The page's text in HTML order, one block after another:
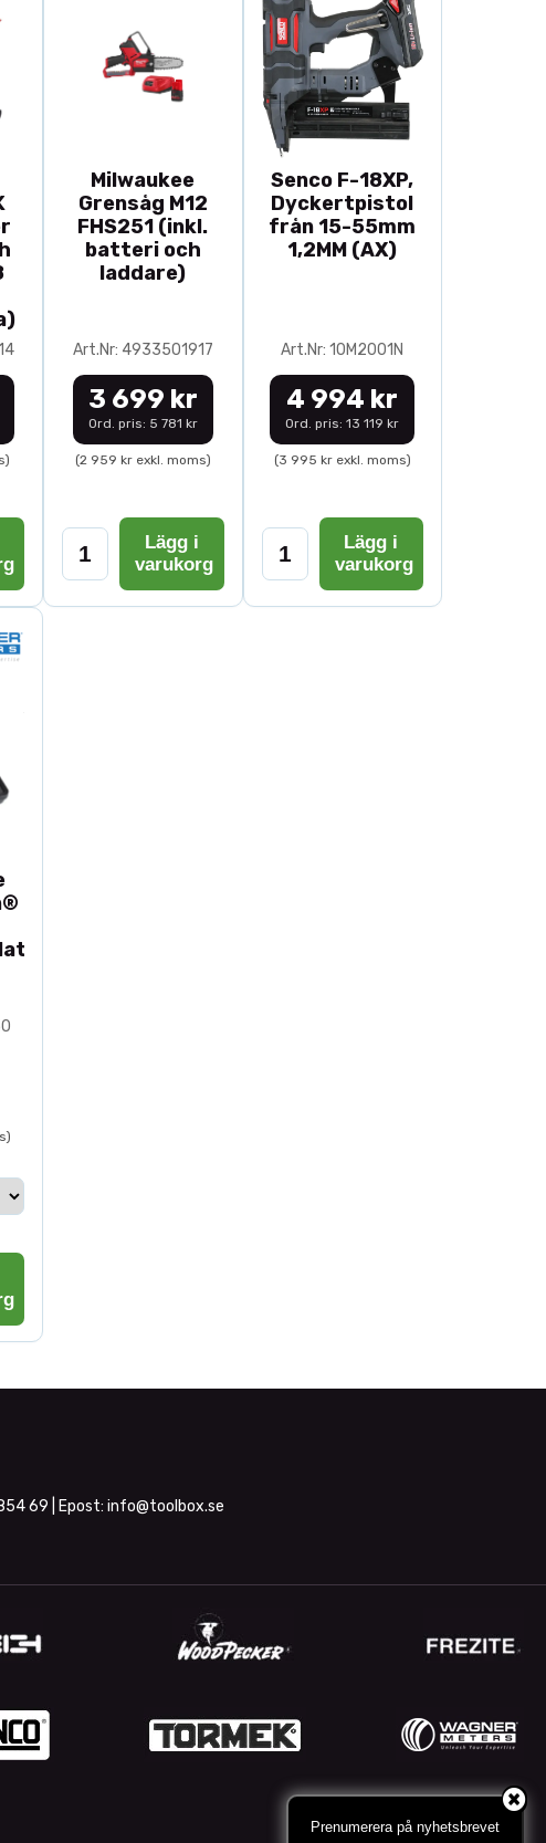
Milwaukee
Grensåg M12
FHS251 (inkl.
batteri och
laddare)
Art.Nr: 4933501917
3 699 kr
Ord. pris: 5 781 kr
(2 959 kr exkl. moms)
Lägg i
varukorg
Senco F-18XP,
Dyckertpistol
från 15-55mm
1,2MM (AX)
Art.Nr: 10M2001N
4 994 kr
Ord. pris: 13 119 kr
(3 995 kr exkl. moms)
Lägg i
varukorg
69 | Epost: info@toolbox.se
Prenumerera på nyhetsbrevet